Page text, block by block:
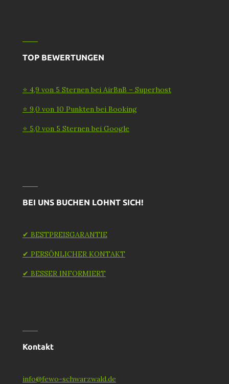
TOP BEWERTUNGEN
⭐ 4,9 von 5 Sternen bei AirBnB – Superhost
⭐ 9,0 von 10 Punkten bei Booking
⭐ 5,0 von 5 Sternen bei Google
BEI UNS BUCHEN LOHNT SICH!
✔ BESTPREISGARANTIE
✔ PERSÖNLICHER KONTAKT
✔ BESSER INFORMIERT
Kontakt
info@fewo-schwarzwald.de